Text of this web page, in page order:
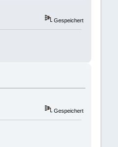
Gespeichert
Gespeichert